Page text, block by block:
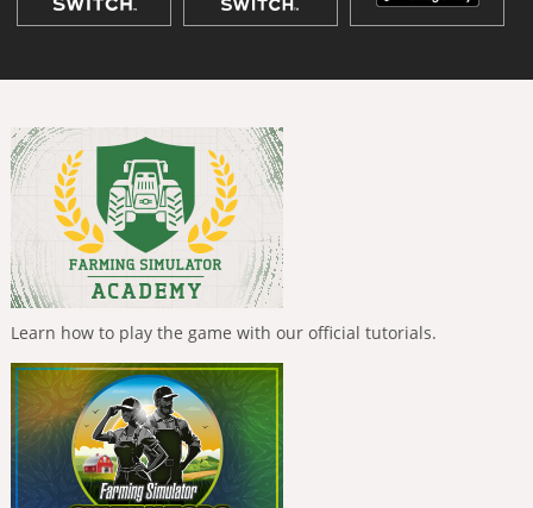
Learn how to play the game with our official tutorials.